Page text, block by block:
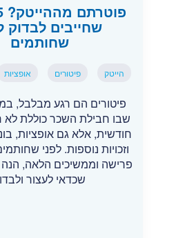
שחייבים לבדוק
שחותמים
הייטק פיטורים אופציות
פיטורים הם רגע מבלבל,
שבו חבילת השכר כוללת
חודשית, אלא גם אופציות,
וזכויות נוספות. לפני
פרישה וממשיכים הלאה,
שכדאי לעצור